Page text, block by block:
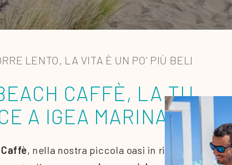
LENTO, LA VITA È UN PO' PIÙ BELLA
CAFFÈ, LA TUA
A IGEA MARINA
, nella nostra piccola oasi in riva al mare